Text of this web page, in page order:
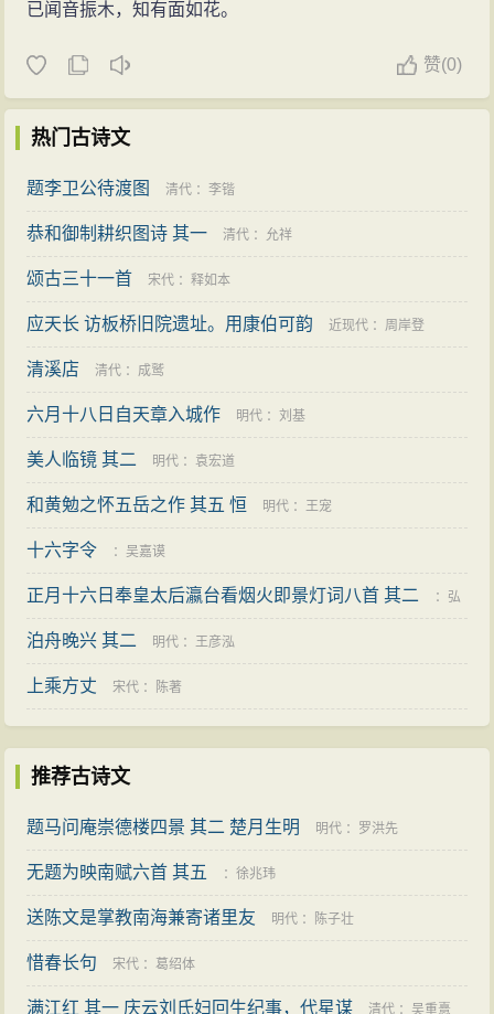
已闻音振木，知有面如花。
赞(0)
热门古诗文
题李卫公待渡图 清代 ：李锴
恭和御制耕织图诗 其一 清代 ： 允祥
颂古三十一首 宋代 ：释如本
应天长 访板桥旧院遗址。用康伯可韵 近现代 ： 周岸登
清溪店 清代 ： 成鹫
六月十八日自天章入城作 明代 ：刘基
美人临镜 其二 明代 ： 袁宏道
和黄勉之怀五岳之作 其五 恒 明代 ：王宠
十六字令 ：吴嘉谟
正月十六日奉皇太后瀛台看烟火即景灯词八首 其二 ： 弘
历
泊舟晚兴 其二 明代 ：王彦泓
上乘方丈 宋代 ： 陈著
推荐古诗文
题马问庵崇德楼四景 其二 楚月生明 明代 ： 罗洪先
无题为映南赋六首 其五 ：徐兆玮
送陈文是掌教南海兼寄诸里友 明代 ： 陈子壮
惜春长句 宋代 ：葛绍体
满江红 其一 庆云刘氏妇回生纪事，代星谋 清代 ：吴重憙